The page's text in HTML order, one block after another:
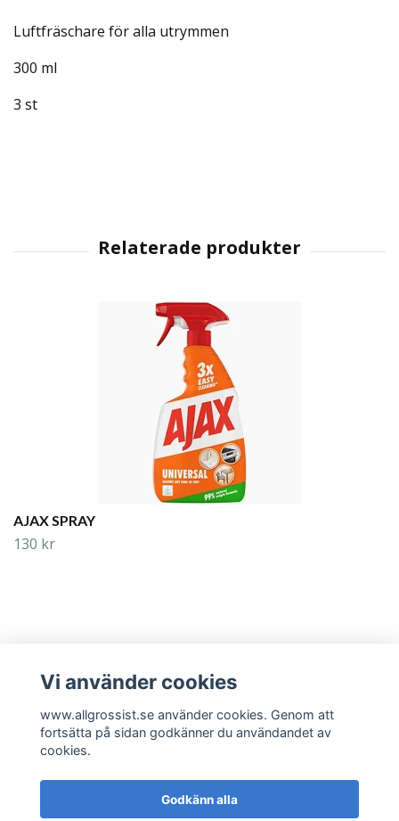
Luftfräschare för alla utrymmen
300 ml
3 st
AJAX SPRAY
130 kr
Läs mer
Vi använder cookies
www.allgrossist.se använder cookies. Genom att
fortsätta på sidan godkänner du användandet av
cookies.
Godkänn alla